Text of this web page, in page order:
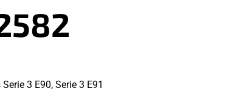
3 E90, Serie 3 E91